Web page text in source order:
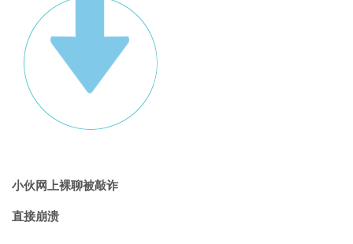
小伙网上裸聊被敲诈
直接崩溃